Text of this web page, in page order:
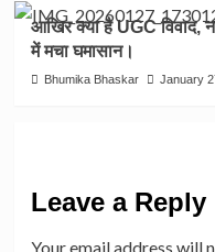
आखिर क्या है UGC विवाद,
में मचा घमासान।
Bhumika Bhaskar January
Leave a Reply
Your email address will